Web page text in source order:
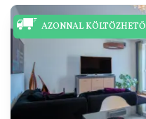
AZONNAL KÖLTÖZHETŐ